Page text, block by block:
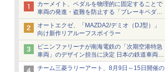
カーメイト、ペダルを物理的に固定することで
車両の発進・盗難を防止する「ブレーキペダル
ロック1」
オートエクゼ、「MAZDA2/デミオ（DJ型）」
向け新作リアルーフスポイラー
ピニンファリーナが南海電鉄の「次期空港特急
車両」のデザイン担当に決定 日本の鉄道車両デ
ザインは初
チーム三菱ラリーアート、8月9日～15日開催の